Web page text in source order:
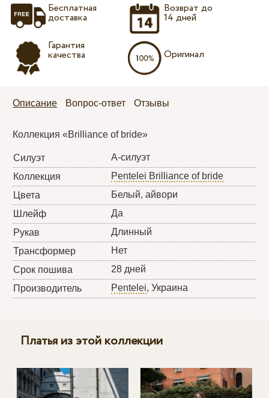
Бесплатная
доставка
Гарантия
качества
Возврат до
14 дней
Оригинал
Описание Вопрос-ответ Отзывы
Коллекция «Brilliance of bride»
Силуэт
А-силуэт
Коллекция
Pentelei Brilliance of bride
Цвета
Белый, айвори
Шлейф
Да
Рукав
Длинный
Трансформер
Нет
Срок пошива
28 дней
Производитель
Pentelei, Украина
Платья из этой коллекции